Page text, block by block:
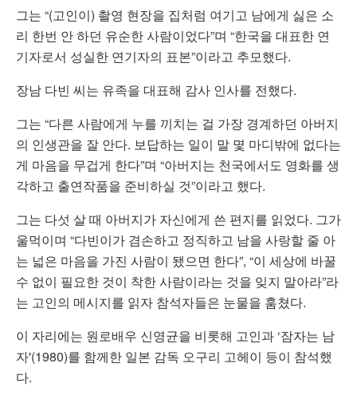
그는 “(고인이) 촬영 현장을 집처럼 여기고 남에게 싫은 소
리 한번 안 하던 유순한 사람이었다”며 “한국을 대표한 연
기자로서 성실한 연기자의 표본”이라고 추모했다.
장남 다빈 씨는 유족을 대표해 감사 인사를 전했다.
그는 “다른 사람에게 누를 끼치는 걸 가장 경계하던 아버지
의 인생관을 잘 안다. 보답하는 일이 말 몇 마디밖에 없다는
게 마음을 무겁게 한다”며 “아버지는 천국에서도 영화를 생
각하고 출연작품을 준비하실 것”이라고 했다.
그는 다섯 살 때 아버지가 자신에게 쓴 편지를 읽었다. 그가
울먹이며 “다빈이가 겸손하고 정직하고 남을 사랑할 줄 아
는 넓은 마음을 가진 사람이 됐으면 한다”, “이 세상에 바꿀
수 없이 필요한 것이 착한 사람이라는 것을 잊지 말아라”라
는 고인의 메시지를 읽자 참석자들은 눈물을 훔쳤다.
이 자리에는 원로배우 신영균을 비롯해 고인과 ‘잠자는 남
자'(1980)를 함께한 일본 감독 오구리 고헤이 등이 참석했
다.